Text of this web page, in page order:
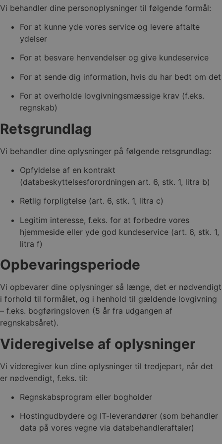
Vi behandler dine personoplysninger til følgende formål:
For at kunne yde vores service og levere aftalte
ydelser
For at besvare henvendelser og give kundeservice
For at sende dig information, hvis du har bedt om det
For at overholde lovgivningsmæssige krav (f.eks.
regnskab)
Retsgrundlag
Vi behandler dine oplysninger på følgende retsgrundlag:
Opfyldelse af en kontrakt
(databeskyttelsesforordningen art. 6, stk. 1, litra b)
Retlig forpligtelse (art. 6, stk. 1, litra c)
Legitim interesse, f.eks. for at forbedre vores
hjemmeside eller yde god kundeservice (art. 6, stk. 1,
litra f)
Opbevaringsperiode
Vi opbevarer dine oplysninger så længe, det er nødvendigt
i forhold til formålet, og i henhold til gældende lovgivning
– f.eks. bogføringsloven (5 år fra udgangen af
regnskabsåret).
Videregivelse af oplysninger
Vi videregiver kun dine oplysninger til tredjepart, når det
er nødvendigt, f.eks. til:
Regnskabsprogram eller bogholder
Hostingudbydere og IT-leverandører (som behandler
data på vores vegne via databehandleraftaler)